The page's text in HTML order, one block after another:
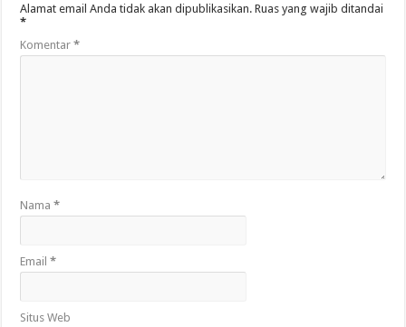
Alamat email Anda tidak akan dipublikasikan. Ruas yang wajib ditandai
*
Komentar*
Nama*
Email*
Situs Web